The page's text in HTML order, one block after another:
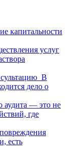
капитальности
услуг
В
дело о
аудита — это не
где
есть